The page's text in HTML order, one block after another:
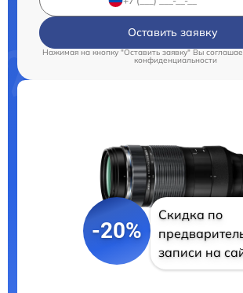
Оставить заявку
Нажимая на кнопку "Оставить заявку" Вы
конфиденциальности
-20%
Скидка по
записи на